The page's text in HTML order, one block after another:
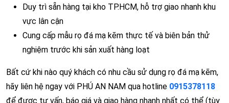
Duy trì sẵn hàng tại kho TP.HCM, hỗ trợ giao nhanh khu
vực lân cận
Cung cấp mẫu rọ đá mạ kẽm thực tế và biên bản thử
nghiệm trước khi sản xuất hàng loạt
Bất cứ khi nào quý khách có nhu cầu sử dụng rọ đá mạ kẽm,
hãy liên hệ ngay với PHÚ AN NAM qua hotline 0915378118
để được tư vấn, báo giá và giao hàng nhanh nhất có thể (tùy